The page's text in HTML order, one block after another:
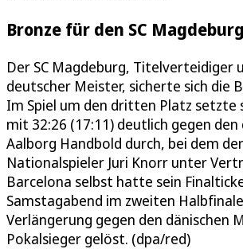
Bronze für den SC Magdeburg
Der SC Magdeburg, Titelverteidiger
deutscher Meister, sicherte sich die
Im Spiel um den dritten Platz setzte
mit 32:26 (17:11) deutlich gegen den
Aalborg Handbold durch, bei dem
Nationalspieler Juri Knorr unter
Barcelona selbst hatte sein
Samstagabend im zweiten
Verlängerung gegen den dänischen
Pokalsieger gelöst. (dpa/red)